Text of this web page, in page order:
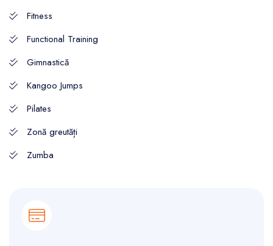
Fitness
Functional Training
Gimnastică
Kangoo Jumps
Pilates
Zonă greutăți
Zumba